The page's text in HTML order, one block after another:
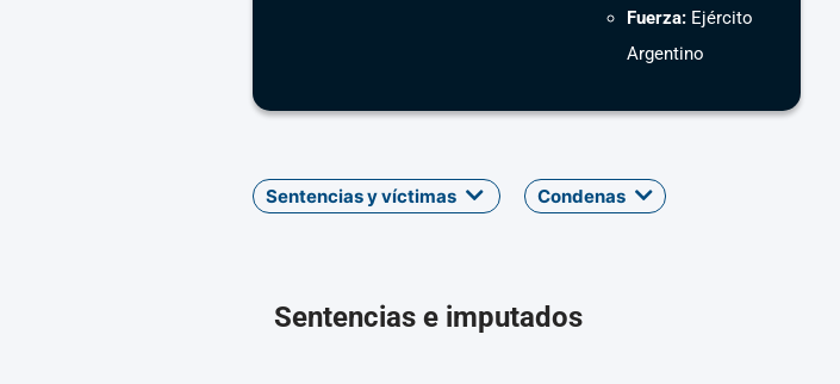
Fuerza: Ejército
Argentino
Sentencias y víctimas Condenas
Sentencias e imputados